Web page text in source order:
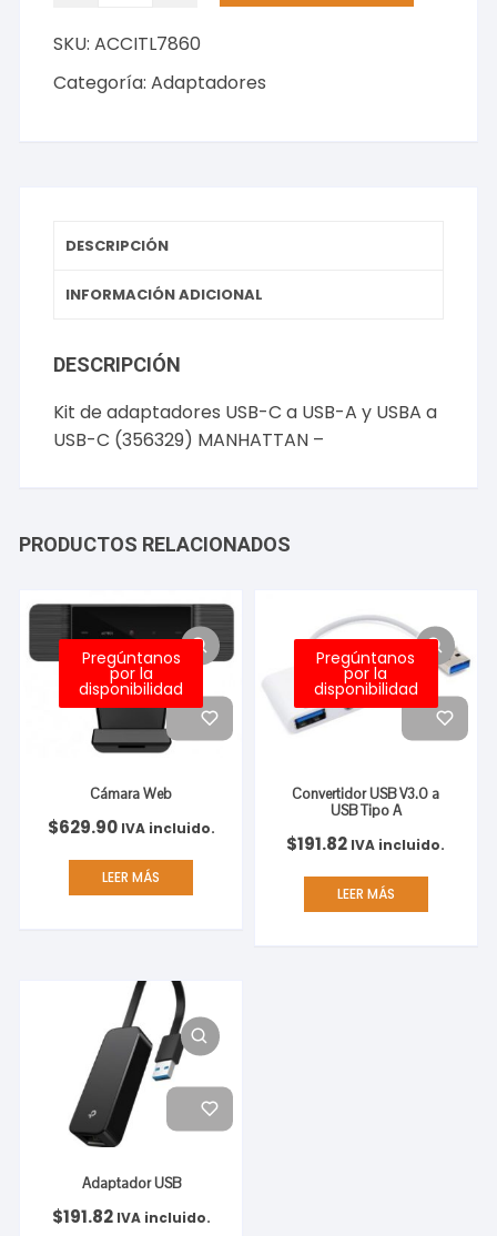
SKU:ACCITL7860
Categoría:Adaptadores
DESCRIPCIÓN
INFORMACIÓN ADICIONAL
DESCRIPCIÓN
Kit de adaptadores USB-C a USB-A y USBA a
USB-C (356329) MANHATTAN –
PRODUCTOS RELACIONADOS
Pregúntanos
por la
disponibilidad
Cámara Web
$629.90 IVA incluido.
LEER MÁS
Pregúntanos
por la
disponibilidad
Convertidor USB V3.0 a
USB Tipo A
$191.82 IVA incluido.
LEER MÁS
Adaptador USB
$191.82 IVA incluido.